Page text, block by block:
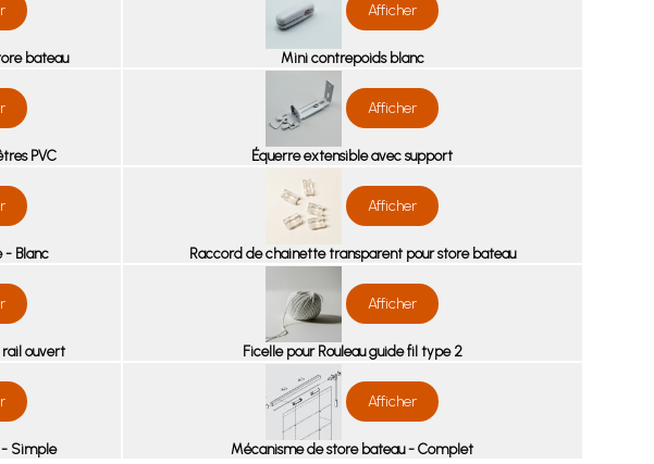
bateau
Afficher
Mini contrepoids blanc
PVC
Afficher
Équerre extensible avec support
- Blanc
Afficher
Raccord de chainette transparent pour store bateau
rail ouvert
Afficher
Ficelle pour Rouleau guide fil type 2
- Simple
Afficher
Mécanisme de store bateau - Complet